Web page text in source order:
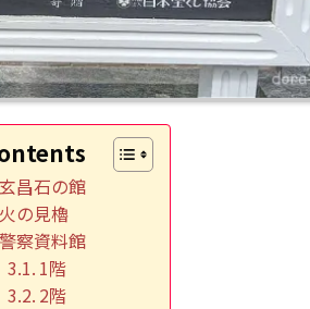
昌石の館
の見櫓
察資料館
1階
2階